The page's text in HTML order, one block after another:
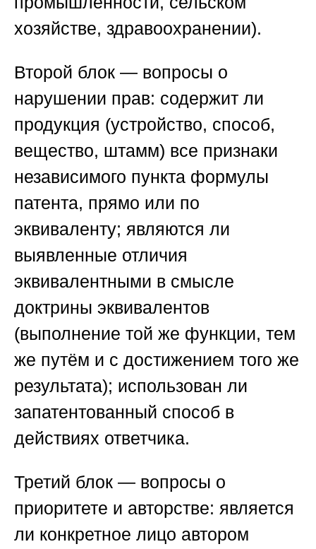
хозяйстве, здравоохранении).
Второй блок — вопросы о
нарушении прав: содержит ли
продукция (устройство, способ,
вещество, штамм) все признаки
независимого пункта формулы
патента, прямо или по
эквиваленту; являются ли
выявленные отличия
эквивалентными в смысле
доктрины эквивалентов
(выполнение той же функции, тем
же путём и с достижением того же
результата); использован ли
запатентованный способ в
действиях ответчика.
Третий блок — вопросы о
приоритете и авторстве: является
ли конкретное лицо автором